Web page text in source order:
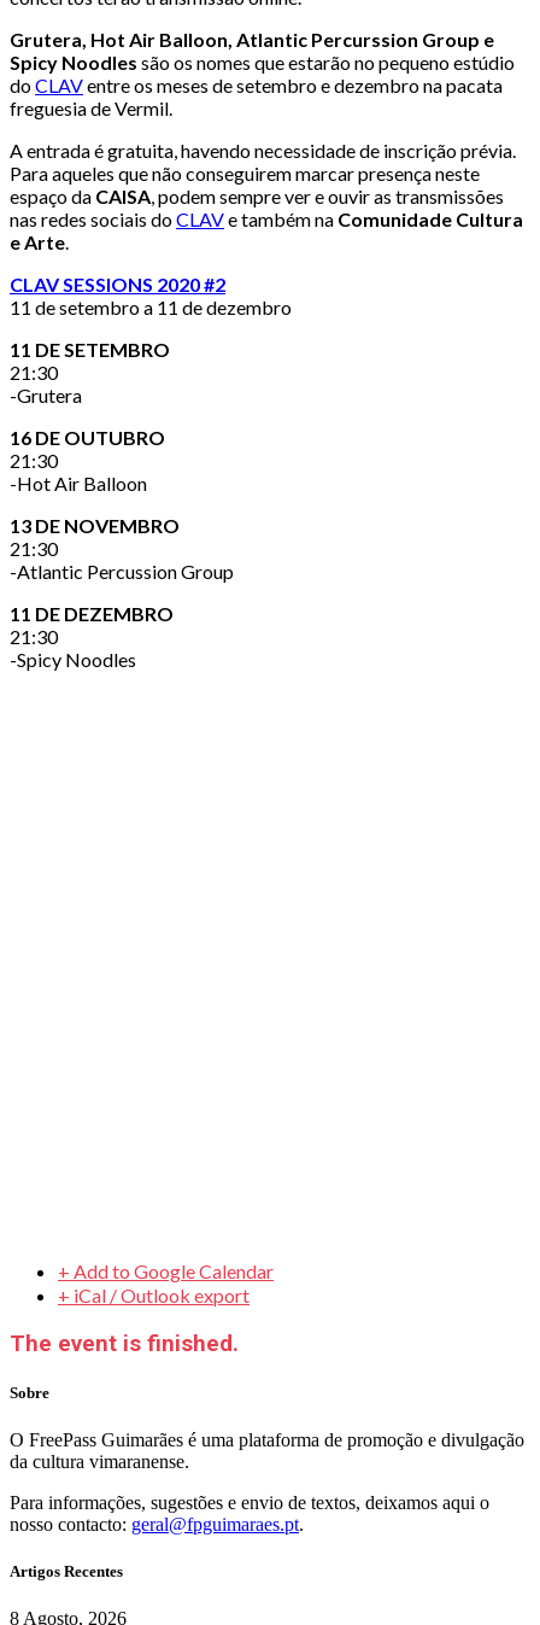
Grutera, Hot Air Balloon, Atlantic Percurssion Group e
Spicy Noodles são os nomes que estarão no pequeno estúdio
doCLAVentre os meses de setembro e dezembro na pacata
freguesia de Vermil.
A entrada é gratuita, havendo necessidade de inscrição prévia.
Para aqueles que não conseguirem marcar presença neste
espaço da CAISA, podem sempre ver e ouvir as transmissões
nas redes sociais doCLAVe também na Comunidade Cultura
e Arte.
CLAV SESSIONS 2020 #2
11 de setembro a 11 de dezembro
11 DE SETEMBRO
21:30
-Grutera
16 DE OUTUBRO
21:30
-Hot Air Balloon
13 DE NOVEMBRO
21:30
-Atlantic Percussion Group
11 DE DEZEMBRO
21:30
-Spicy Noodles
+ Add to Google Calendar
+ iCal / Outlook export
The event is finished.
Sobre
O FreePass Guimarães é uma plataforma de promoção e divulgação
da cultura vimaranense.
Para informações, sugestões e envio de textos, deixamos aqui o
nosso contacto: geral@fpguimaraes.pt.
Artigos Recentes
8 Agosto, 2026